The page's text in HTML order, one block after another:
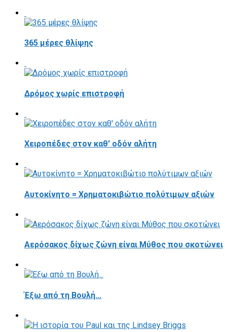
365 μέρες θλίψης
Δρόμος χωρίς επιστροφή
Χειροπέδες στον καθ' οδόν αλήτη
Αυτοκίνητο = Χρηματοκιβώτιο πολύτιμων αξιών
Αερόσακος δίχως ζώνη είναι Μύθος που σκοτώνει
Έξω από τη Βουλή...